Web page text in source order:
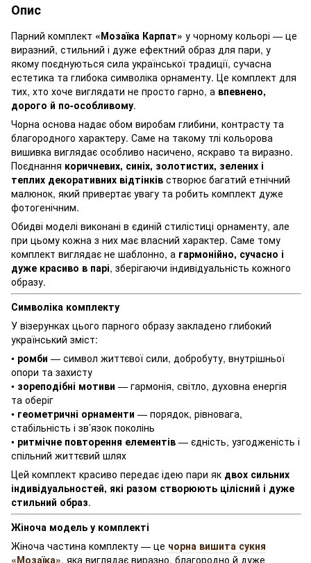
Опис
Парний комплект «Мозаїка Карпат» у чорному кольорі — це
виразний, стильний і дуже ефектний образ для пари, у
якому поєднуються сила української традиції, сучасна
естетика та глибока символіка орнаменту. Це комплект для
тих, хто хоче виглядати не просто гарно, а впевнено,
дорого й по-особливому.
Чорна основа надає обом виробам глибини, контрасту та
благородного характеру. Саме на такому тлі кольорова
вишивка виглядає особливо насичено, яскраво та виразно.
Поєднання коричневих, синіх, золотистих, зелених і
теплих декоративних відтінків створює багатий етнічний
малюнок, який привертає увагу та робить комплект дуже
фотогенічним.
Обидві моделі виконані в єдиній стилістиці орнаменту, але
при цьому кожна з них має власний характер. Саме тому
комплект виглядає не шаблонно, а гармонійно, сучасно і
дуже красиво в парі, зберігаючи індивідуальність кожного
образу.
Символіка комплекту
У візерунках цього парного образу закладено глибокий
український зміст:
• ромби — символ життєвої сили, добробуту, внутрішньої
опори та захисту
• зореподібні мотиви — гармонія, світло, духовна енергія
та оберіг
• геометричні орнаменти — порядок, рівновага,
стабільність і зв’язок поколінь
• ритмічне повторення елементів — єдність, узгодженість і
спільний життєвий шлях
Цей комплект красиво передає ідею пари як двох сильних
індивідуальностей, які разом створюють цілісний і дуже
стильний образ.
Жіноча модель у комплекті
Жіноча частина комплекту — це чорна вишита сукня
«Мозаїка», яка виглядає виразно, благородно й дуже